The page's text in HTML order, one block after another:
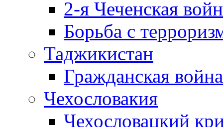
2-я Чеченская
Борьба с
Таджикистан
Гражданская
Чехословакия
Чехословацкий